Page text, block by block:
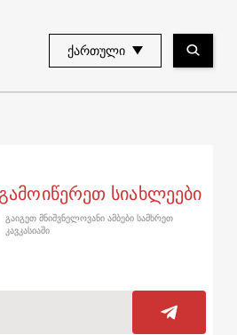
ᲥᲐᲠᲗᲣᲚᲘ
გამოიწერეთ სიახლეები
გაიგეთ მნიშვნელოვანი ამბები სამხრეთ
კავკასიაში